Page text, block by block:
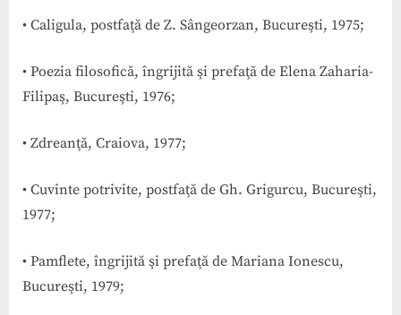
• Caligula, postfaţă de Z. Sângeorzan, Bucureşti, 1975;
• Poezia filosofică, îngrijită şi prefaţă de Elena Zaharia-
Filipaş, Bucureşti, 1976;
• Zdreanţă, Craiova, 1977;
• Cuvinte potrivite, postfaţă de Gh. Grigurcu, Bucureşti,
1977;
• Pamflete, îngrijită şi prefaţă de Mariana Ionescu,
Bucureşti, 1979;